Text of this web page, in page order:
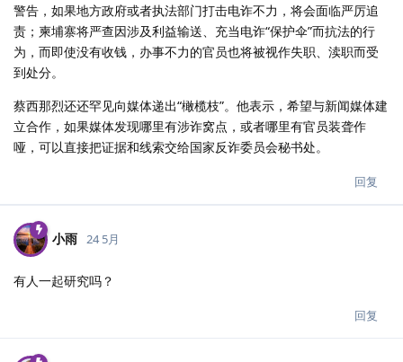
警告，如果地方政府或者执法部门打击电诈不力，将会面临严厉追
责；柬埔寨将严查因涉及利益输送、充当电诈“保护伞”而抗法的行
为，而即使没有收钱，办事不力的官员也将被视作失职、渎职而受
到处分。
蔡西那烈还还罕见向媒体递出“橄榄枝”。他表示，希望与新闻媒体建
立合作，如果媒体发现哪里有涉诈窝点，或者哪里有官员装聋作
哑，可以直接把证据和线索交给国家反诈委员会秘书处。
回复
小雨 24 5月
有人一起研究吗？
回复